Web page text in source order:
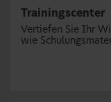
Trainingscenter
Vertiefen Sie Ihr
wie